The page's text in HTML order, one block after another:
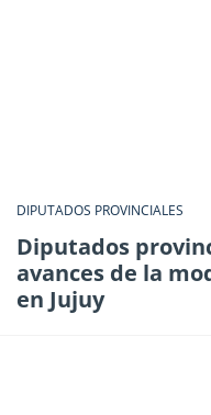
DIPUTADOS PROVINCIALES
Diputados
avances de la
en Jujuy